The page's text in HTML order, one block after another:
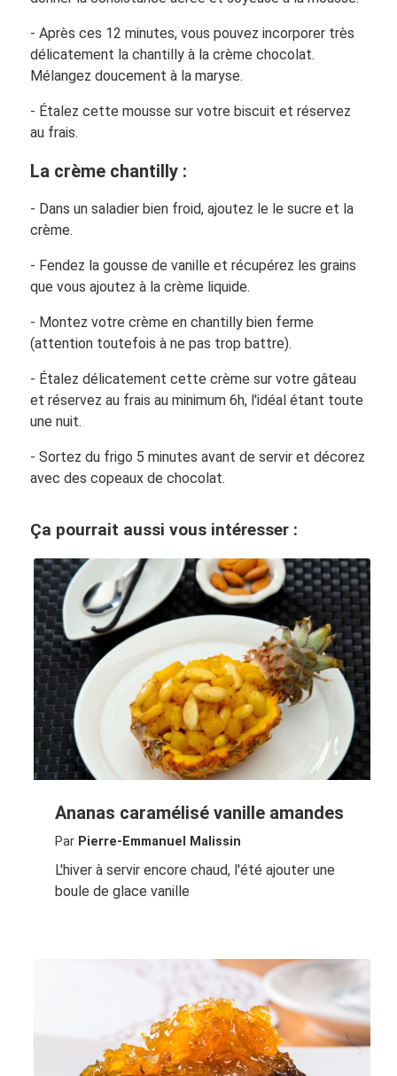
- Après ces 12 minutes, vous pouvez incorporer très
délicatement la chantilly à la crème chocolat.
Mélangez doucement à la maryse.
- Étalez cette mousse sur votre biscuit et réservez
au frais.
La crème chantilly :
- Dans un saladier bien froid, ajoutez le le sucre et la
crème.
- Fendez la gousse de vanille et récupérez les grains
que vous ajoutez à la crème liquide.
- Montez votre crème en chantilly bien ferme
(attention toutefois à ne pas trop battre).
- Étalez délicatement cette crème sur votre gâteau
et réservez au frais au minimum 6h, l'idéal étant toute
une nuit.
- Sortez du frigo 5 minutes avant de servir et décorez
avec des copeaux de chocolat.
Ça pourrait aussi vous intéresser :
Ananas caramélisé vanille amandes
Par Pierre-Emmanuel Malissin
L'hiver à servir encore chaud, l'été ajouter une
boule de glace vanille